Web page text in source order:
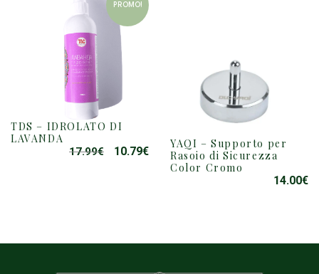
PROMO!
TDS – IDROLATO DI
LAVANDA
17.99€
IL
10.79€IL
PREZZO
YAQI – Supporto per
Rasoio di Sicurezza
Color Cromo
14.00€